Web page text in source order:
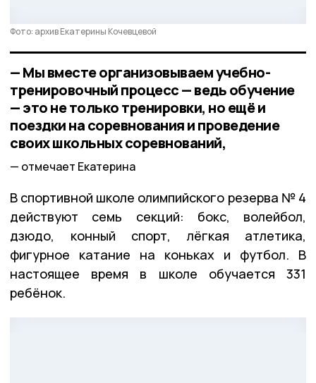
Фото: архив Екатерины Кочевцевой
— Мы вместе организовываем учебно-
тренировочный процесс — ведь обучение
— это не только тренировки, но ещё и
поездки на соревнования и проведение
своих школьных соревнований,
отмечает Екатерина
В спортивной школе олимпийского резерва № 4
действуют семь секций: бокс, волейбол,
дзюдо, конный спорт, лёгкая атлетика,
фигурное катание на коньках и футбол. В
настоящее время в школе обучается 331
ребёнок.